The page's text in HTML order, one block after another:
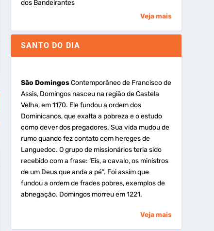
dos Bandeirantes
Veja mais
SANTO DO DIA
São DomingosContemporâneo de Francisco de
Assis, Domingos nasceu na região de Castela
Velha, em 1170. Ele fundou a ordem dos
Dominicanos, que exalta a pobreza e o estudo
como dever dos pregadores. Sua vida mudou de
rumo quando fez contato com hereges de
Languedoc. O grupo de missionários teria sido
recebido com a frase: ‘Eis, a cavalo, os ministros
de um Deus que anda a pé”. Foi assim que
fundou a ordem de frades pobres, exemplos de
abnegação. Domingos morreu em 1221.
Veja mais